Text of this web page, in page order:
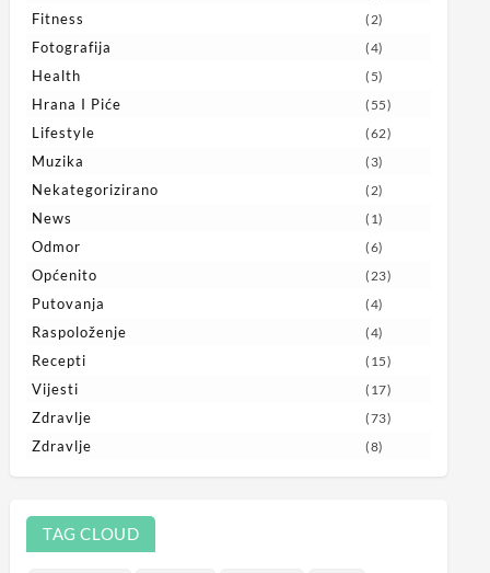
Fitness (2)
Fotografija (4)
Health (5)
Hrana I Piće (55)
Lifestyle (62)
Muzika (3)
Nekategorizirano (2)
News (1)
Odmor (6)
Općenito (23)
Putovanja (4)
Raspoloženje (4)
Recepti (15)
Vijesti (17)
Zdravlje (73)
Zdravlje (8)
TAG CLOUD